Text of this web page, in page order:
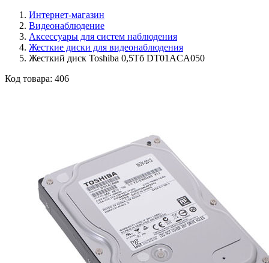
Интернет-магазин
Видеонаблюдение
Аксессуары для систем наблюдения
Жесткие диски для видеонаблюдения
Жесткий диск Toshiba 0,5Тб DT01ACA050
Код товара: 406